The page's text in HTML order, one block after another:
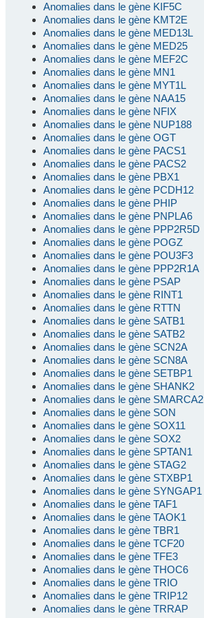
Anomalies dans le gène KIF5C
Anomalies dans le gène KMT2E
Anomalies dans le gène MED13L
Anomalies dans le gène MED25
Anomalies dans le gène MEF2C
Anomalies dans le gène MN1
Anomalies dans le gène MYT1L
Anomalies dans le gène NAA15
Anomalies dans le gène NFIX
Anomalies dans le gène NUP188
Anomalies dans le gène OGT
Anomalies dans le gène PACS1
Anomalies dans le gène PACS2
Anomalies dans le gène PBX1
Anomalies dans le gène PCDH12
Anomalies dans le gène PHIP
Anomalies dans le gène PNPLA6
Anomalies dans le gène PPP2R5D
Anomalies dans le gène POGZ
Anomalies dans le gène POU3F3
Anomalies dans le gène PPP2R1A
Anomalies dans le gène PSAP
Anomalies dans le gène RINT1
Anomalies dans le gène RTTN
Anomalies dans le gène SATB1
Anomalies dans le gène SATB2
Anomalies dans le gène SCN2A
Anomalies dans le gène SCN8A
Anomalies dans le gène SETBP1
Anomalies dans le gène SHANK2
Anomalies dans le gène SMARCA2
Anomalies dans le gène SON
Anomalies dans le gène SOX11
Anomalies dans le gène SOX2
Anomalies dans le gène SPTAN1
Anomalies dans le gène STAG2
Anomalies dans le gène STXBP1
Anomalies dans le gène SYNGAP1
Anomalies dans le gène TAF1
Anomalies dans le gène TAOK1
Anomalies dans le gène TBR1
Anomalies dans le gène TCF20
Anomalies dans le gène TFE3
Anomalies dans le gène THOC6
Anomalies dans le gène TRIO
Anomalies dans le gène TRIP12
Anomalies dans le gène TRRAP